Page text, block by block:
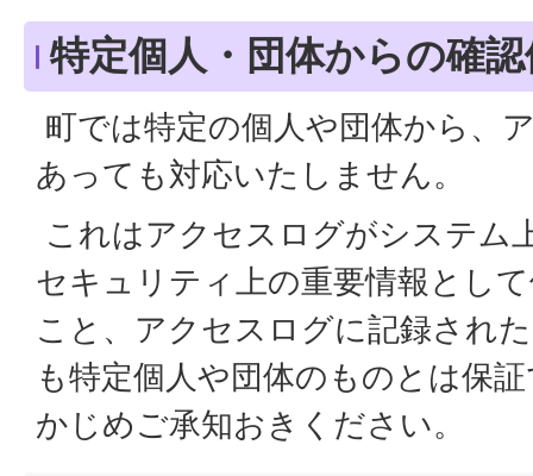
特定個人・団体からの確
町では特定の個人や団体から、
あっても対応いたしません。
これはアクセスログがシステム
セキュリティ上の重要情報とし
こと、アクセスログに記録され
も特定個人や団体のものとは保
かじめご承知おきください。